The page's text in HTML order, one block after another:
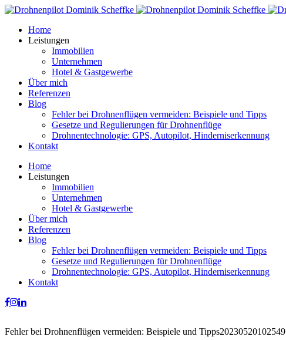
Home
Leistungen
Immobilien
Unternehmen
Hotel & Gastgewerbe
Über mich
Referenzen
Blog
Fehler bei Drohnenflügen vermeiden: Beispiele und Tipps
Gesetze und Regulierungen für Drohnenflüge
Drohnentechnologie: GPS, Autopilot, Hinderniserkennung
Kontakt
Home
Leistungen
Immobilien
Unternehmen
Hotel & Gastgewerbe
Über mich
Referenzen
Blog
Fehler bei Drohnenflügen vermeiden: Beispiele und Tipps
Gesetze und Regulierungen für Drohnenflüge
Drohnentechnologie: GPS, Autopilot, Hinderniserkennung
Kontakt
Fehler bei Drohnenflügen vermeiden: Beispiele und Tipps20230520102549